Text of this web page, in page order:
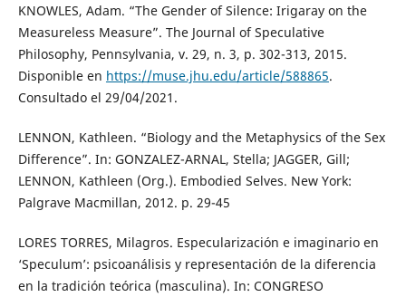
KNOWLES, Adam. “The Gender of Silence: Irigaray on the
Measureless Measure”. The Journal of Speculative
Philosophy, Pennsylvania, v. 29, n. 3, p. 302-313, 2015.
Disponible en https://muse.jhu.edu/article/588865.
Consultado el 29/04/2021.
LENNON, Kathleen. “Biology and the Metaphysics of the Sex
Difference”. In: GONZALEZ-ARNAL, Stella; JAGGER, Gill;
LENNON, Kathleen (Org.). Embodied Selves. New York:
Palgrave Macmillan, 2012. p. 29-45
LORES TORRES, Milagros. Especularización e imaginario en
‘Speculum’: psicoanálisis y representación de la diferencia
en la tradición teórica (masculina). In: CONGRESO